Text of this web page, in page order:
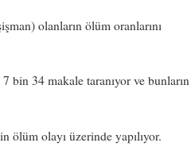
olanların ölüm oranlarını
bin 34 makale taranıyor ve bunların
olayı üzerinde yapılıyor.